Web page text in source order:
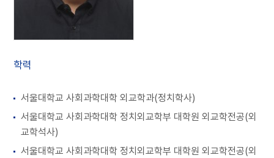
학력
서울대학교 사회과학대학 외교학과(정치학사)
서울대학교 사회과학대학 정치외교학부 대학원 외교학전공(외
교학석사)
서울대학교 사회과학대학 정치외교학부 대학원 외교학전공(외